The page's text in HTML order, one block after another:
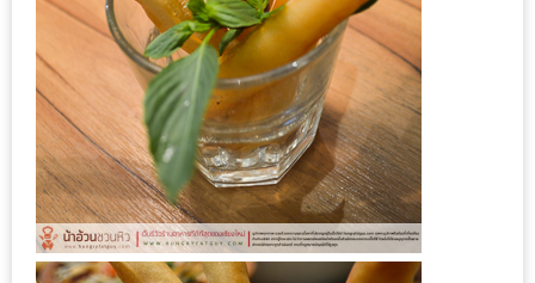
รางวัล
วัน
แม่
สุด
พิเศษ
โปร
โม
ชั่น